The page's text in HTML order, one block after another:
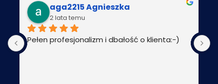
aga2215 Agnieszka
2 lata temu
Pełen profesjonalizm i dbałość o klienta:-)